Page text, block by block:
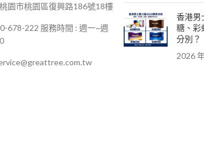
園市桃園區復興路186號18樓
678-222 服務時間 : 週一~週
香港男
糖、彩
分別？
2026